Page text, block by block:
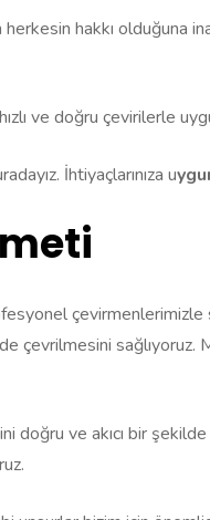
hakkı olduğuna
ve doğru çevirilerle
İhtiyaçlarınıza u
ve akıcı bir